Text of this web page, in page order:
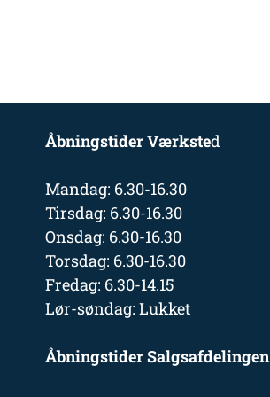
Åbningstider Værksted
Mandag: 6.30-16.30
Tirsdag: 6.30-16.30
Onsdag: 6.30-16.30
Torsdag: 6.30-16.30
Fredag: 6.30-14.15
Lør-søndag: Lukket
Åbningstider Salgsafdelingen